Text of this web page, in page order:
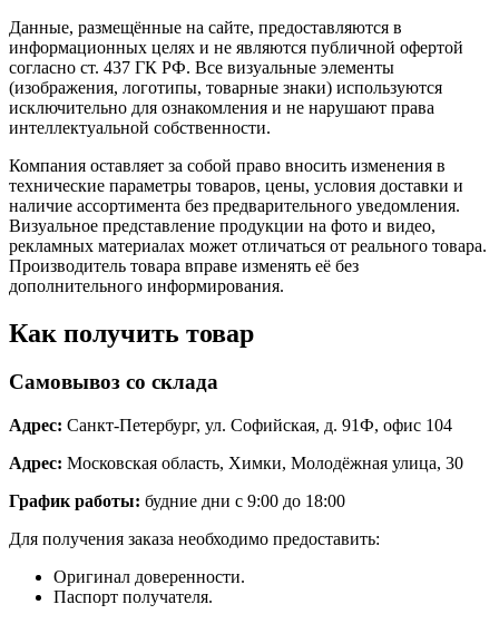
Данные, размещённые на сайте, предоставляются в
информационных целях и не являются публичной офертой
согласно ст. 437 ГК РФ. Все визуальные элементы
(изображения, логотипы, товарные знаки) используются
исключительно для ознакомления и не нарушают права
интеллектуальной собственности.
Компания оставляет за собой право вносить изменения в
технические параметры товаров, цены, условия доставки и
наличие ассортимента без предварительного уведомления.
Визуальное представление продукции на фото и видео,
рекламных материалах может отличаться от реального товара.
Производитель товара вправе изменять её без
дополнительного информирования.
Как получить товар
Самовывоз со склада
Адрес: Санкт-Петербург, ул. Софийская, д. 91Ф, офис 104
Адрес: Московская область, Химки, Молодёжная улица, 30
График работы: будние дни с 9:00 до 18:00
Для получения заказа необходимо предоставить:
Оригинал доверенности.
Паспорт получателя.